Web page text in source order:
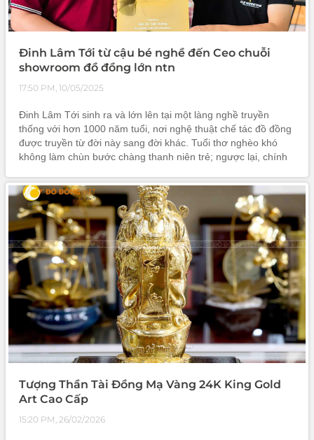
Đinh Lâm Tới từ cậu bé nghề đến Ceo chuỗi
showroom đồ đồng lớn ntn
17:50 PM, 10/05/2025
Đinh Lâm Tới sinh ra và lớn lên tại một làng nghề truyền
thống với hơn 1000 năm tuổi, nơi nghệ thuật chế tác đồ đồng
được truyền từ đời này sang đời khác. Tuổi thơ nghèo khó
không làm chùn bước chàng thanh niên trẻ; ngược lại, chính
những sản phẩm
Tượng Thần Tài Đồng Mạ Vàng 24K King Gold
Art Cao Cấp
15:20 PM, 26/02/2026